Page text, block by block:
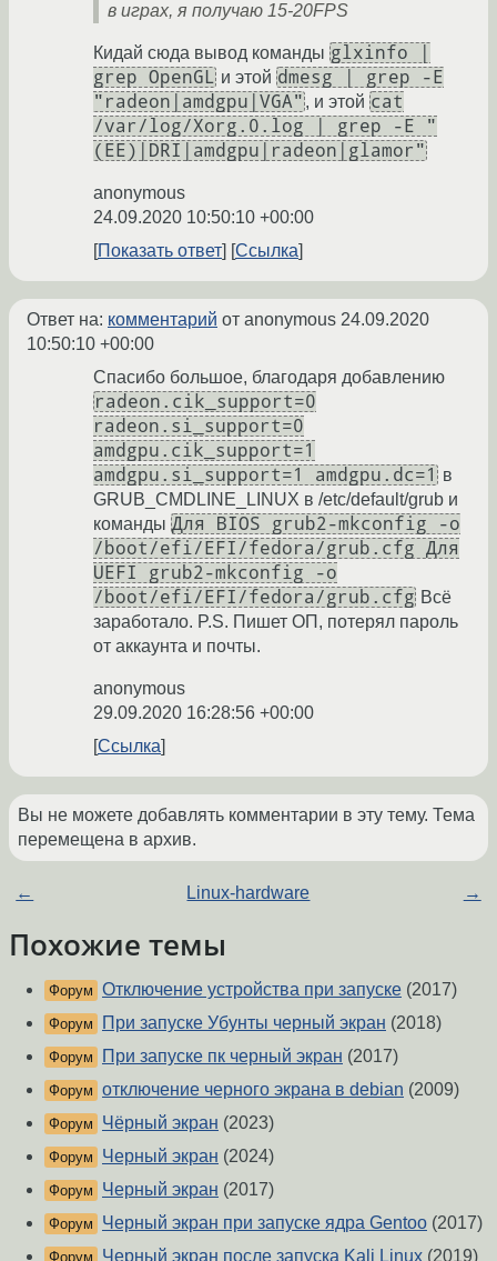
в играх, я получаю 15-20FPS
Кидай сюда вывод команды glxinfo |
grep OpenGL и этой dmesg | grep -E
"radeon|amdgpu|VGA" , и этой cat
/var/log/Xorg.0.log | grep -E "
(EE)|DRI|amdgpu|radeon|glamor"
anonymous
24.09.2020 10:50:10 +00:00
Показать ответ
Ссылка
Ответ на: комментарий от anonymous 24.09.2020
10:50:10 +00:00
Спасибо большое, благодаря добавлению
radeon.cik_support=0
radeon.si_support=0
amdgpu.cik_support=1
amdgpu.si_support=1 amdgpu.dc=1
в
GRUB_CMDLINE_LINUX в /etc/default/grub и
команды Для BIOS grub2-mkconfig -o
/boot/efi/EFI/fedora/grub.cfg Для
UEFI grub2-mkconfig -o
/boot/efi/EFI/fedora/grub.cfg Всё
заработало. P.S. Пишет ОП, потерял пароль
от аккаунта и почты.
anonymous
29.09.2020 16:28:56 +00:00
Ссылка
Вы не можете добавлять комментарии в эту тему. Тема
перемещена в архив.
← Linux-hardware →
Похожие темы
Форум Отключение устройства при запуске (2017)
Форум При запуске Убунты черный экран (2018)
Форум При запуске пк черный экран (2017)
Форум отключение черного экрана в debian (2009)
Форум Чёрный экран (2023)
Форум Черный экран (2024)
Форум Черный экран (2017)
Форум Черный экран при запуске ядра Gentoo (2017)
Форум Черный экран после запуска Kali Linux (2019)